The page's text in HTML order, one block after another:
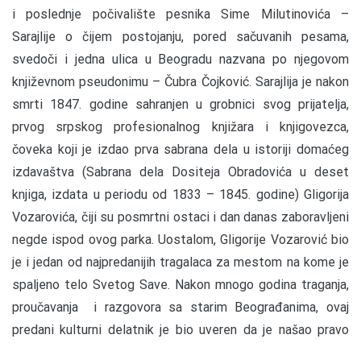
i poslednje počivalište pesnika Sime Milutinovića –
Sarajlije o čijem postojanju, pored sačuvanih pesama,
svedoči i jedna ulica u Beogradu nazvana po njegovom
književnom pseudonimu – Čubra Čojković. Sarajlija je nakon
smrti 1847. godine sahranjen u grobnici svog prijatelja,
prvog srpskog profesionalnog knjižara i knjigovezca,
čoveka koji je izdao prva sabrana dela u istoriji domaćeg
izdavaštva (Sabrana dela Dositeja Obradovića u deset
knjiga, izdata u periodu od 1833 – 1845. godine) Gligorija
Vozarovića, čiji su posmrtni ostaci i dan danas zaboravljeni
negde ispod ovog parka. Uostalom, Gligorije Vozarović bio
je i jedan od najpredanijih tragalaca za mestom na kome je
spaljeno telo Svetog Save. Nakon mnogo godina traganja,
proučavanja i razgovora sa starim Beograđanima, ovaj
predani kulturni delatnik je bio uveren da je našao pravo